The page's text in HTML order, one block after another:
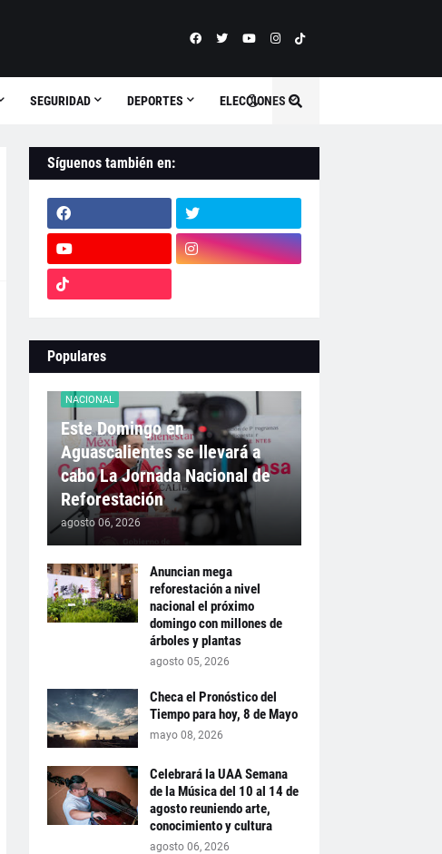
SEGURIDAD DEPORTES ELECCIONES
Síguenos también en:
Populares
NACIONAL
Este Domingo en
Aguascalientes se llevará a
cabo La Jornada Nacional de
Reforestación
agosto 06, 2026
Anuncian mega
reforestación a nivel
nacional el próximo
domingo con millones de
árboles y plantas
agosto 05, 2026
Checa el Pronóstico del
Tiempo para hoy, 8 de Mayo
mayo 08, 2026
Celebrará la UAA Semana
de la Música del 10 al 14 de
agosto reuniendo arte,
conocimiento y cultura
agosto 06, 2026